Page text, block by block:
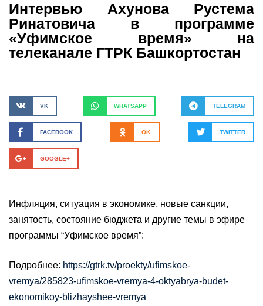
Интервью Ахунова Рустема
Ринатовича в программе
«Уфимское время» на
телеканале ГТРК Башкортостан
VK WHATSAPP TELEGRAM
FACEBOOK OK TWITTER
GOOGLE+
Инфляция, ситуация в экономике, новые санкции,
занятость, состояние бюджета и другие темы в эфире
программы “Уфимское время”:
Подробнее: https://gtrk.tv/proekty/ufimskoe-
vremya/285823-ufimskoe-vremya-4-oktyabrya-budet-
ekonomikoy-blizhayshee-vremya